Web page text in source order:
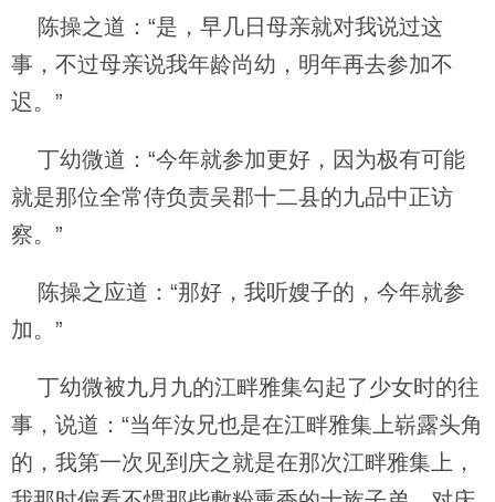
陈操之道：“是，早几日母亲就对我说过这
事，不过母亲说我年龄尚幼，明年再去参加不
迟。”
丁幼微道：“今年就参加更好，因为极有可能
就是那位全常侍负责吴郡十二县的九品中正访
察。”
陈操之应道：“那好，我听嫂子的，今年就参
加。”
丁幼微被九月九的江畔雅集勾起了少女时的往
事，说道：“当年汝兄也是在江畔雅集上崭露头角
的，我第一次见到庆之就是在那次江畔雅集上，